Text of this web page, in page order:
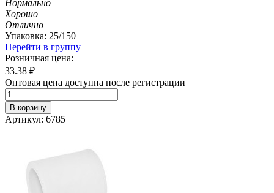
Нормально
Хорошо
Отлично
Упаковка: 25/150
Перейти в группу
Розничная цена:
33.38 ₽
Оптовая цена доступна после регистрации
В корзину
Артикул: 6785